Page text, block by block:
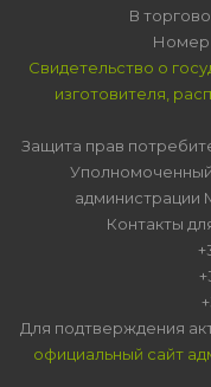
В
Номер
Свидетельство о
изготовителя,
Защита прав
Уполномоченный
администрации
Контакты
Для подтверждения
официальный сайт